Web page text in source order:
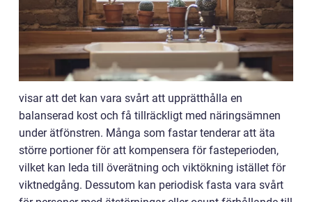
visar att det kan vara svårt att upprätthålla en
balanserad kost och få tillräckligt med näringsämnen
under ätfönstren. Många som fastar tenderar att äta
större portioner för att kompensera för fasteperioden,
vilket kan leda till överätning och viktökning istället för
viktnedgång. Dessutom kan periodisk fasta vara svårt